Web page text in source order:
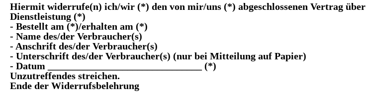
Hiermit widerrufe(n) ich/wir (*) den von mir/uns (*) abgeschlossenen Vertrag
Dienstleistung (*)
- Bestellt am (*)/erhalten am (*)
- Name des/der Verbraucher(s)
- Anschrift des/der Verbraucher(s)
- Unterschrift des/der Verbraucher(s) (nur bei Mitteilung auf Papier)
- Datum _______________________________ (*)
Unzutreffendes streichen.
Ende der Widerrufsbelehrung